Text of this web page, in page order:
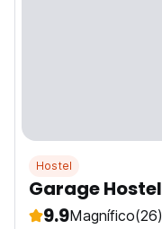
Hostel
Garage Hostel
9.9Magnífico(26)